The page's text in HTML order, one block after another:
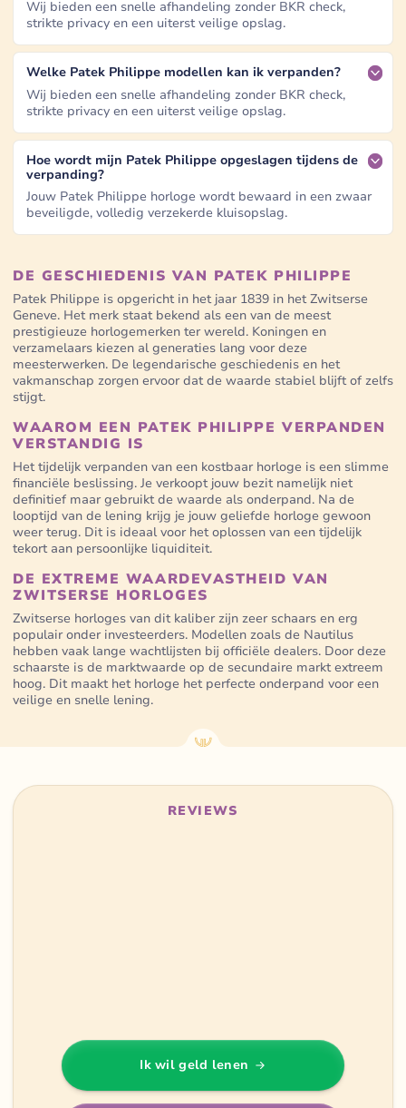
Wij bieden een snelle afhandeling zonder BKR check,
strikte privacy en een uiterst veilige opslag.
Welke Patek Philippe modellen kan ik verpanden?
Wij bieden een snelle afhandeling zonder BKR check,
strikte privacy en een uiterst veilige opslag.
Hoe wordt mijn Patek Philippe opgeslagen tijdens de
verpanding?
Jouw Patek Philippe horloge wordt bewaard in een zwaar
beveiligde, volledig verzekerde kluisopslag.
DE GESCHIEDENIS VAN PATEK PHILIPPE
Patek Philippe is opgericht in het jaar 1839 in het Zwitserse
Geneve. Het merk staat bekend als een van de meest
prestigieuze horlogemerken ter wereld. Koningen en
verzamelaars kiezen al generaties lang voor deze
meesterwerken. De legendarische geschiedenis en het
vakmanschap zorgen ervoor dat de waarde stabiel blijft of zelfs
stijgt.
WAAROM EEN PATEK PHILIPPE VERPANDEN
VERSTANDIG IS
Het tijdelijk verpanden van een kostbaar horloge is een slimme
financiële beslissing. Je verkoopt jouw bezit namelijk niet
definitief maar gebruikt de waarde als onderpand. Na de
looptijd van de lening krijg je jouw geliefde horloge gewoon
weer terug. Dit is ideaal voor het oplossen van een tijdelijk
tekort aan persoonlijke liquiditeit.
DE EXTREME WAARDEVASTHEID VAN
ZWITSERSE HORLOGES
Zwitserse horloges van dit kaliber zijn zeer schaars en erg
populair onder investeerders. Modellen zoals de Nautilus
hebben vaak lange wachtlijsten bij officiële dealers. Door deze
schaarste is de marktwaarde op de secundaire markt extreem
hoog. Dit maakt het horloge het perfecte onderpand voor een
veilige en snelle lening.
REVIEWS
Ik wil geld lenen